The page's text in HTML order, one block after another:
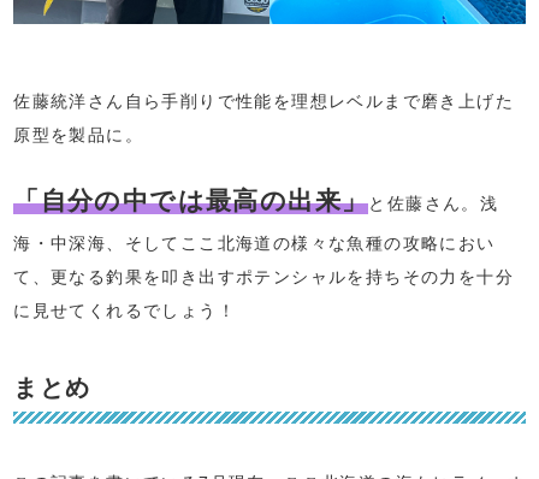
佐藤統洋さん自ら手削りで性能を理想レベルまで磨き上げた
原型を製品に。
「自分の中では最高の出来」と佐藤さん。浅
海・中深海、そしてここ北海道の様々な魚種の攻略におい
て、更なる釣果を叩き出すポテンシャルを持ちその力を十分
に見せてくれるでしょう！
まとめ